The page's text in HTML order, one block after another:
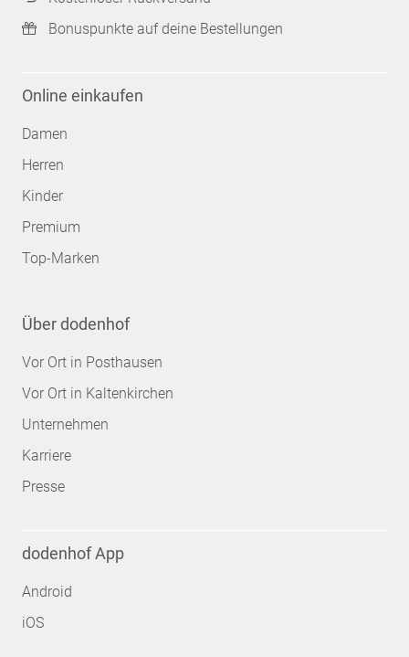
Bonuspunkte auf deine Bestellungen
Online einkaufen
Damen
Herren
Kinder
Premium
Top-Marken
Über dodenhof
Vor Ort in Posthausen
Vor Ort in Kaltenkirchen
Unternehmen
Karriere
Presse
dodenhof App
Android
iOS